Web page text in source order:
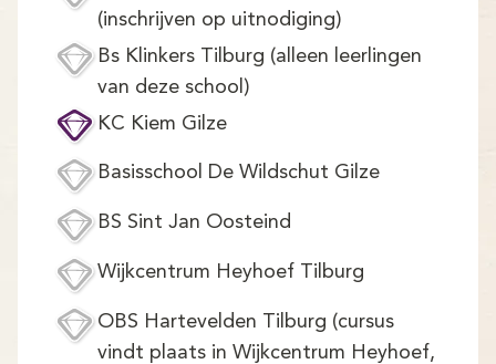
(inschrijven op uitnodiging)
Bs Klinkers Tilburg (alleen leerlingen
van deze school)
KC Kiem Gilze
Basisschool De Wildschut Gilze
BS Sint Jan Oosteind
Wijkcentrum Heyhoef Tilburg
OBS Hartevelden Tilburg (cursus
vindt plaats in Wijkcentrum Heyhoef,